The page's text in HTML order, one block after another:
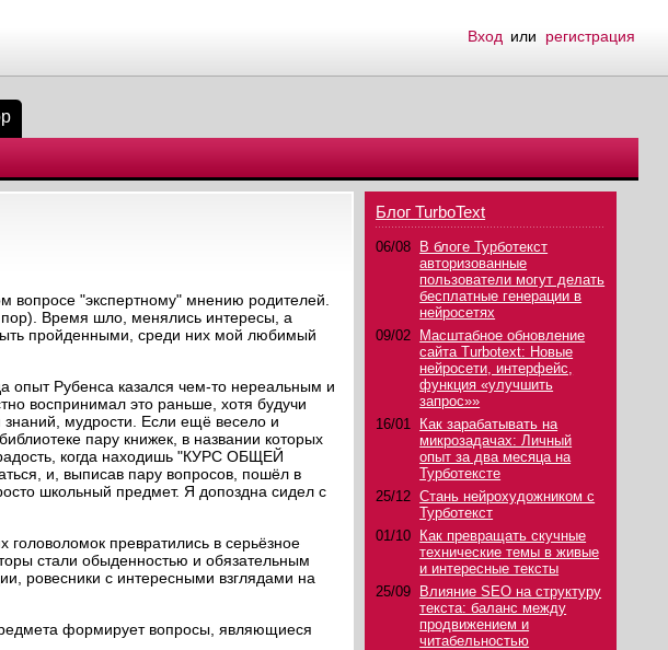
Вход или регистрация
вопросе "экспертному" мнению родителей.
Время шло, менялись интересы, а
пройденными, среди них мой любимый
опыт Рубенса казался чем-то нереальным и
воспринимал это раньше, хотя будучи
знаний, мудрости. Если ещё весело и
пару книжек, в названии которых
когда находишь "КУРС ОБЩЕЙ
и, выписав пару вопросов, пошёл в
школьный предмет. Я допоздна сидел с
превратились в серьёзное
стали обыденностью и обязательным
ровесники с интересными взглядами на
формирует вопросы, являющиеся
Блог TurboText
06/08
В блоге Турботекст
авторизованные
пользователи могут делать
бесплатные генерации в
нейросетях
09/02
Масштабное обновление
сайта Turbotext: Новые
нейросети, интерфейс,
функция «улучшить
запрос»»
16/01
Как зарабатывать на
микрозадачах: Личный
опыт за два месяца на
Турботексте
25/12 Стань нейрохудожником с
Турботекст
01/10
Как превращать скучные
технические темы в живые
и интересные тексты
25/09
Влияние SEO на структуру
текста: баланс между
продвижением и
читабельностью